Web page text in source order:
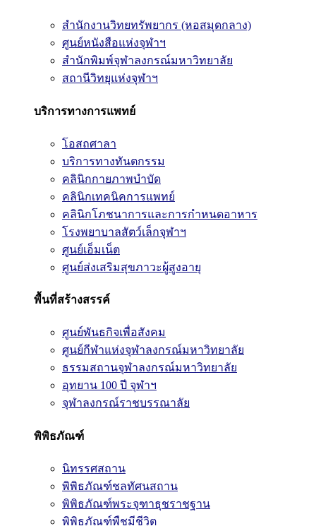
สำนักงานวิทยทรัพยากร (หอสมุดกลาง)
ศูนย์หนังสือแห่งจุฬาฯ
สำนักพิมพ์จุฬาลงกรณ์มหาวิทยาลัย
สถานีวิทยุแห่งจุฬาฯ
บริการทางการแพทย์
โอสถศาลา
บริการทางทันตกรรม
คลินิกกายภาพบำบัด
คลินิกเทคนิคการแพทย์
คลินิกโภชนาการและการกำหนดอาหาร
โรงพยาบาลสัตว์เล็กจุฬาฯ
ศูนย์เอ็มเน็ต
ศูนย์ส่งเสริมสุขภาวะผู้สูงอายุ
พื้นที่สร้างสรรค์
ศูนย์พันธกิจเพื่อสังคม
ศูนย์กีฬาแห่งจุฬาลงกรณ์มหาวิทยาลัย
ธรรมสถานจุฬาลงกรณ์มหาวิทยาลัย
อุทยาน 100 ปี จุฬาฯ
จุฬาลงกรณ์ราชบรรณาลัย
พิพิธภัณฑ์
นิทรรศสถาน
พิพิธภัณฑ์ชลทัศนสถาน
พิพิธภัณฑ์พระจุฑาธุชราชฐาน
พิพิธภัณฑ์พืชมีชีวิต